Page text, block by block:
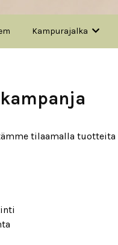
Kampurajalka
tilaamalla tuotteita